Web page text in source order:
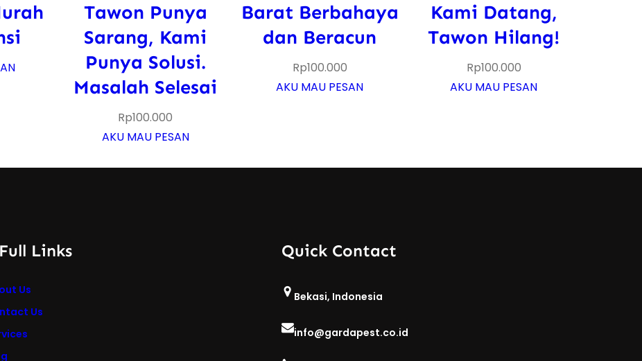
Tawon Punya
Sarang, Kami
Punya Solusi.
Masalah Selesai
Rp100.000
AKU MAU PESAN
Barat Berbahaya
dan Beracun
Rp100.000
AKU MAU PESAN
Kami Datang,
Tawon Hilang!
Rp100.000
AKU MAU PESAN
Links
Us
Us
Quick Contact
Bekasi, Indonesia
info@gardapest.co.id